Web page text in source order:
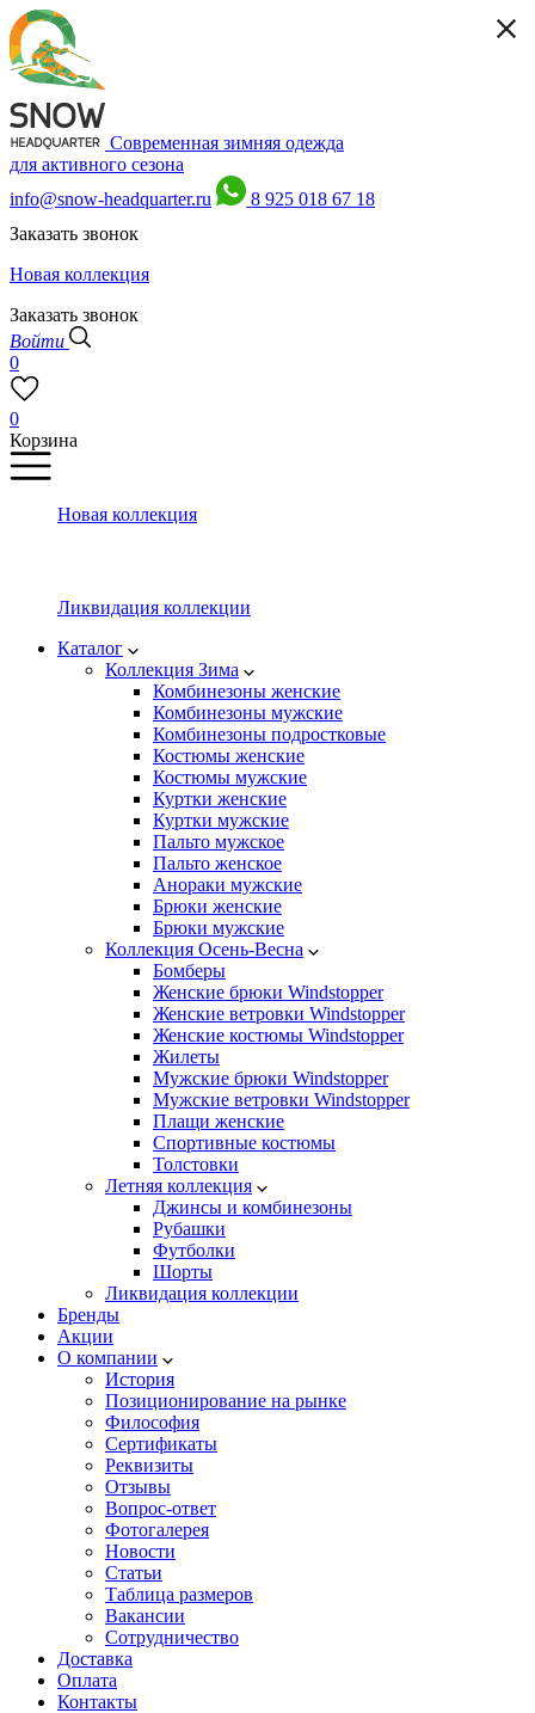
Современная зимняя одежда
для активного сезона
info@snow-headquarter.ru
8 925 018 67 18
Заказать звонок
Новая коллекция
Заказать звонок
Войти
0
0
Корзина
Новая коллекция
Ликвидация коллекции
Каталог
Коллекция Зима
Комбинезоны женские
Комбинезоны мужские
Комбинезоны подростковые
Костюмы женские
Костюмы мужские
Куртки женские
Куртки мужские
Пальто мужское
Пальто женское
Анораки мужские
Брюки женские
Брюки мужские
Коллекция Осень-Весна
Бомберы
Женские брюки Windstopper
Женские ветровки Windstopper
Женские костюмы Windstopper
Жилеты
Мужские брюки Windstopper
Мужские ветровки Windstopper
Плащи женские
Спортивные костюмы
Толстовки
Летняя коллекция
Джинсы и комбинезоны
Рубашки
Футболки
Шорты
Ликвидация коллекции
Бренды
Акции
О компании
История
Позиционирование на рынке
Философия
Сертификаты
Реквизиты
Отзывы
Вопрос-ответ
Фотогалерея
Новости
Статьи
Таблица размеров
Вакансии
Сотрудничество
Доставка
Оплата
Контакты